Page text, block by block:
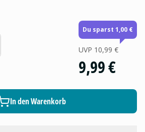
Du sparst 1,00 €
UVP 10,99 €
9,99 €
In den Warenkorb